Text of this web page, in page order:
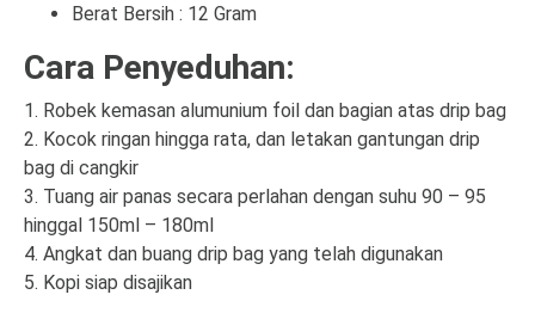
Berat Bersih : 12 Gram
Cara Penyeduhan:
1. Robek kemasan alumunium foil dan bagian atas drip bag
2. Kocok ringan hingga rata, dan letakan gantungan drip
bag di cangkir
3. Tuang air panas secara perlahan dengan suhu 90 – 95
hinggal 150ml – 180ml
4. Angkat dan buang drip bag yang telah digunakan
5. Kopi siap disajikan